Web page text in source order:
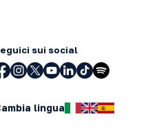
sui social
lingua